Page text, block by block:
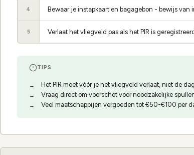
4 Bewaar je instapkaart en bagagebon - bewijs van
5 Verlaat het vliegveld pas als het PIR is
TIPS
Het PIR moet vóór je het vliegveld verlaat, niet de
Vraag direct om voorschot voor noodzakelijke
Veel maatschappijen vergoeden tot €50-€100 per